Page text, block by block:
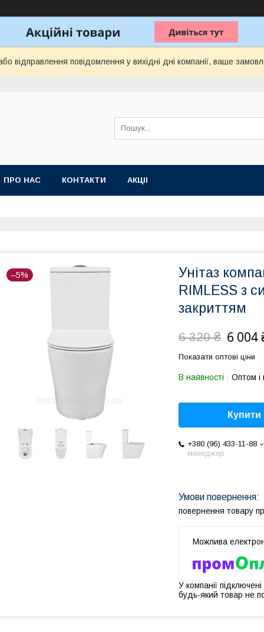
відправлення повідомлення у вихідні дні компанії, ваше
ПРО НАС КОНТАКТИ АКЦІІ
–5%
Унітаз
RIMLESS з
закриттям
6 320 ₴ 6 004
Показати оптові ціни
В наявності Оптом і
Купити
+380 (96) 433-11-88
менеджер
повернення товару
У компанії
будь-який товар не